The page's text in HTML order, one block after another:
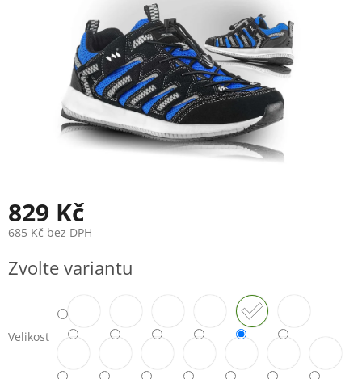
829 Kč
685 Kč bez DPH
cena:
Zvolte variantu
Velikost